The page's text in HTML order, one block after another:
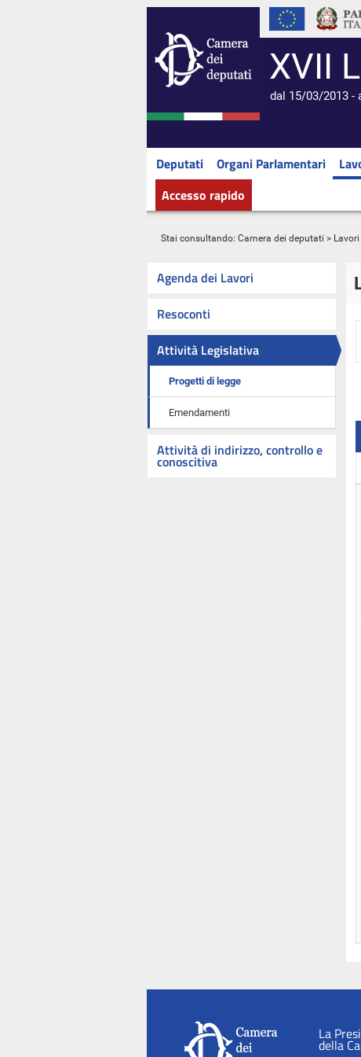
XVII
dal 15/03/2013 -
Deputati Organi Parlamentari
Accesso rapido
Stai consultando: Camera dei deputati > Lavori
Agenda dei Lavori
Resoconti
Attività Legislativa
Progetti di legge
Emendamenti
Attività di indirizzo, controllo e
conoscitiva
La
della